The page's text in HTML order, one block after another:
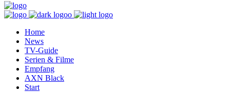
Home
News
TV-Guide
Serien & Filme
Empfang
AXN Black
Start